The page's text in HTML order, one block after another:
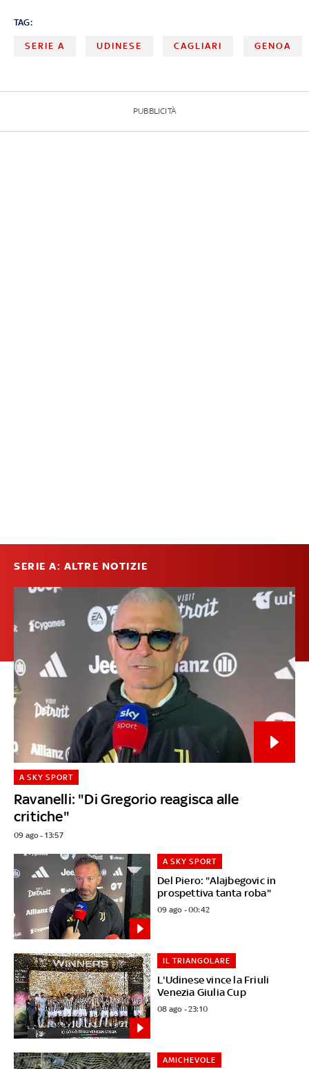
TAG:
SERIE A UDINESE CAGLIARI GENOA
PUBBLICITÀ
SERIE A: ALTRE NOTIZIE
Ravanelli: "Di Gregorio reagisca alle
critiche"
A SKY SPORT
09 ago - 13:57
Del Piero: "Alajbegovic in
prospettiva tanta roba"
A SKY SPORT
09 ago - 00:42
L'Udinese vince la Friuli
Venezia Giulia Cup
IL TRIANGOLARE
08 ago - 23:10
AMICHEVOLE